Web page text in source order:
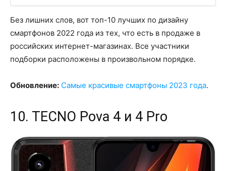
Без лишних слов, вот топ-10 лучших по дизайну
смартфонов 2022 года из тех, что есть в продаже в
российских интернет-магазинах. Все участники
подборки расположены в произвольном порядке.
Обновление: Самые красивые смартфоны 2023 года.
10. TECNO Pova 4 и 4 Pro